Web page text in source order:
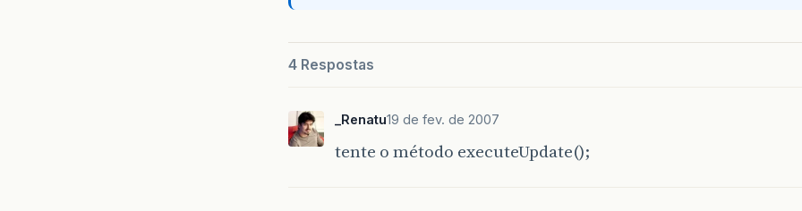
4 Respostas
_Renatu19 de fev. de 2007
tente o método executeUpdate();